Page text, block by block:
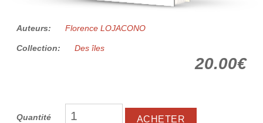
Auteurs: Florence LOJACONO
Collection: Des îles
20.00€
Quantité